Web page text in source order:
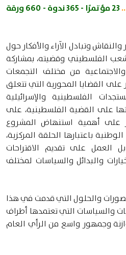
23 مؤتمرًا - 365 ندوة - 660 ورقة
وتبادل الآراء والأفكار حول
الفلسطيني وقضيته، بمشاركة
من مختلف التجمعات
على القضايا المحورية التي تتعلق
الفلسطينية والإسرائيلية
على القضية الفلسطينية، على
على أهمية استنهاض المشروع
باعتبارها الحلقة المركزية،
العمل على تقديم الاقتراحات
والبدائل والسياسات لمختلف
والحلول التي قدمت في هذا
والسياسات التي تعتمدها أطراف
وجمهور واسع من الرأي العام